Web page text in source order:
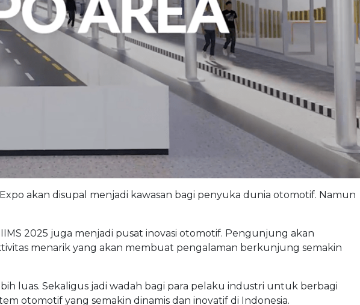
akan disupal menjadi kawasan bagi penyuka dunia otomotif. Namun
2025 juga menjadi pusat inovasi otomotif. Pengunjung akan
menarik yang akan membuat pengalaman berkunjung semakin
luas. Sekaligus jadi wadah bagi para pelaku industri untuk berbagi
otomotif yang semakin dinamis dan inovatif di Indonesia.